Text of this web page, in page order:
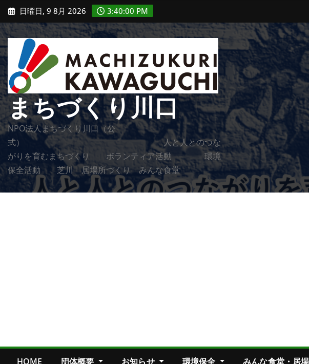
ン
テ
ン
ツ
に
ス
キ
ッ
プ
日曜日, 9 8月 2026 3:40:01 PM
まちづくり川口
NPO法人まちづくり川口（公
式） 人と人とのつな
がりを育むまちづくり ボランティア活動 環境
保全活動 芝川 居場所づくり みんな食堂
HOME 団体概要 お知らせ 環境保全 みんな食堂・居